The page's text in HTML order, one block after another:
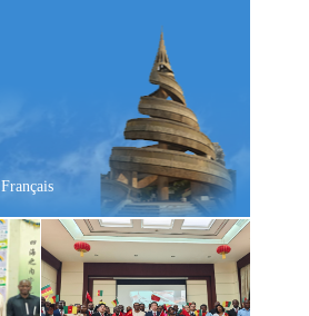
Français